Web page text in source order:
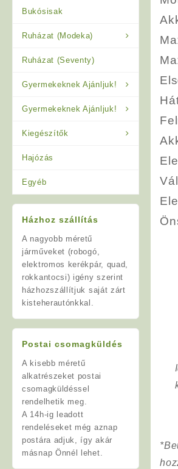
Bukósisak
Ruházat (Modeka)
Ruházat (Seventy)
Gyermekeknek Ajánljuk!
Gyermekeknek Ajánljuk!
Kiegészítők
Hajózás
Egyéb
Házhoz szállítás
A nagyobb méretű
járműveket (robogó,
elektromos kerékpár, quad,
rokkantocsi) igény szerint
házhozszállítjuk saját zárt
kisteherautónkkal.
Postai csomagküldés
A kisebb méretű
alkatrészeket postai
csomagküldéssel
rendelhetik meg.
A 14h-ig leadott
rendeléseket még aznap
postára adjuk, így akár
másnap Önnél lehet.